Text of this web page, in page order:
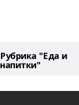
Рубрика "Еда и
напитки"